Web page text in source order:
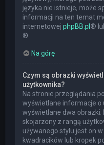
języka nie istnieje, może
informacji na ten temat
internetowejphpBB.pl ®
®
Na górę
Czym są obrazki
użytkownika?
Na stronie przeglądania
wyświetlane informacje o
wyświetlane dwa
skojarzony z rangą
używanego stylu jest on
kwadracików lub kropek